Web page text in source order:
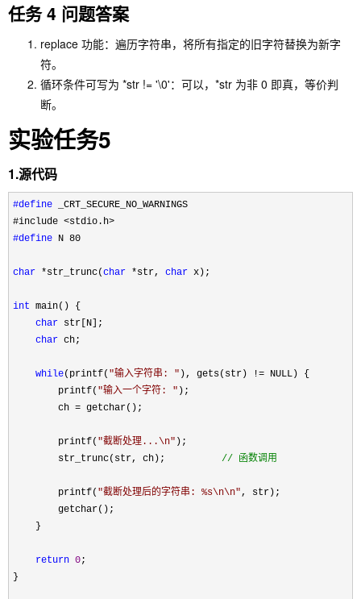
任务 4 问题答案
replace 功能：遍历字符串，将所有指定的旧字符替换为新字
符。
循环条件可写为 *str != '\0'：可以，*str 为非 0 即真，等价判
断。
实验任务5
1.源代码
#define _CRT_SECURE_NO_WARNINGS
#include
#define N 80
char *str_trunc(char *str, char x);
int main() {
char str[N];
char ch;
while(printf( "输入字符串: " ), gets(str) != NULL) {
        printf(
"输入一个字符: " );
        ch
= getchar();
        printf(
"截断处理...\n" );
        str_trunc(str, ch);
// 函数调用
        printf(
"截断处理后的字符串: %s\n\n", str);
        getchar();
    }
return 0;
}